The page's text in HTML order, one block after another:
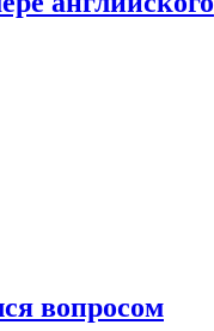
вопросом